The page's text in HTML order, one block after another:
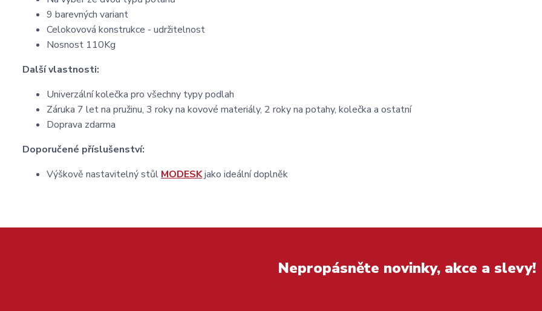
9 barevných variant
Celokovová konstrukce - udržitelnost
Nosnost 110Kg
Další vlastnosti:
Univerzální kolečka pro všechny typy podlah
Záruka 7 let na pružinu, 3 roky na kovové materiály, 2 roky na potahy, kolečka a ostatní
Doprava zdarma
Doporučené příslušenství:
Výškově nastavitelný stůl MODESKjako ideální doplněk
Nepropásněte novinky, akce a slevy!